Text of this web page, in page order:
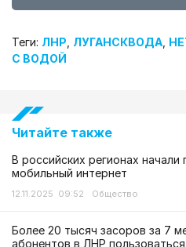
Теги: ЛНР, ЛУГАНСКВОДА,
С ВОДОЙ
Читайте также
В российских регионах
мобильный интернет
12.11.2025 09:52 Общество
Более 20 тысяч засоров за 7
абонентов в ЛНР пользоваться